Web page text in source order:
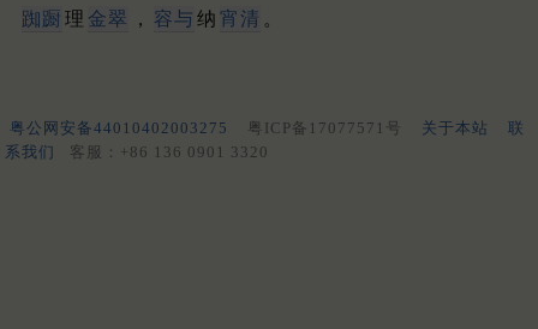
踟蹰 理 金翠 ， 容与 纳 宵清 。
粤公网安备44010402003275 粤ICP备17077571号 关于本站
联
系我们
客服：+86 136 0901 3320